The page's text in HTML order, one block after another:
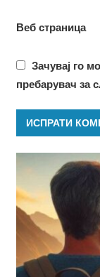
Веб страница
Зачувај го
пребарувач за